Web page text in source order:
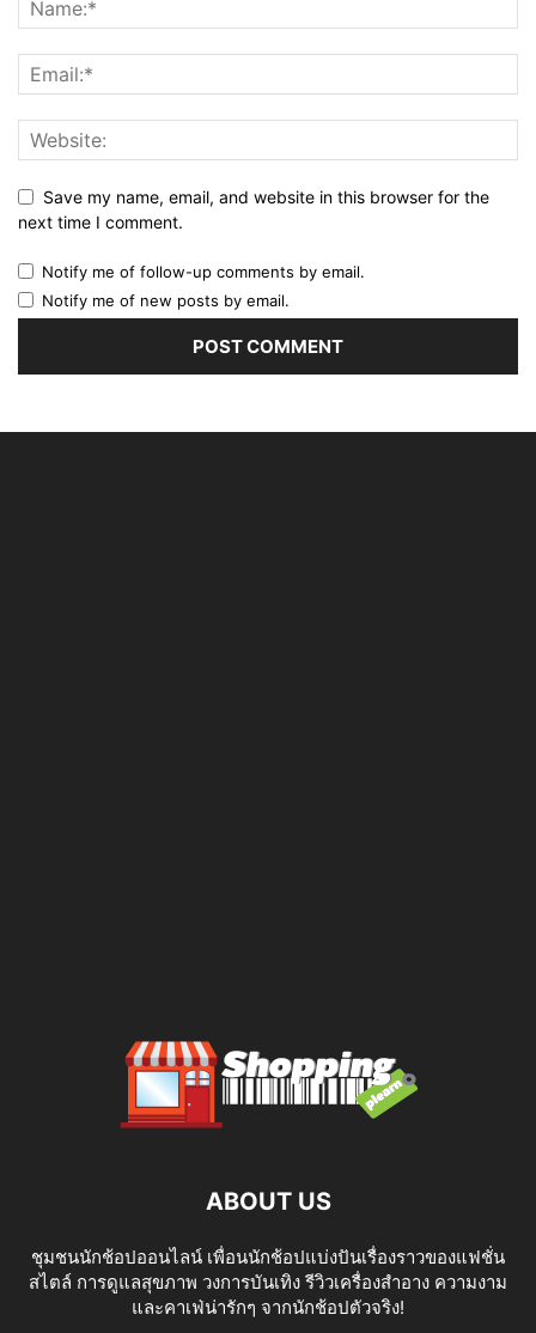
Save my name, email, and website in this browser for the
next time I comment.
Notify me of follow-up comments by email.
Notify me of new posts by email.
ABOUT US
ชุมชนนักช้อปออนไลน์ เพื่อนนักช้อปแบ่งปันเรื่องราวของแฟชั่น
สไตล์ การดูแลสุขภาพ วงการบันเทิง รีวิวเครื่องสำอาง ความงาม
และคาเฟ่น่ารักๆ จากนักช้อปตัวจริง!